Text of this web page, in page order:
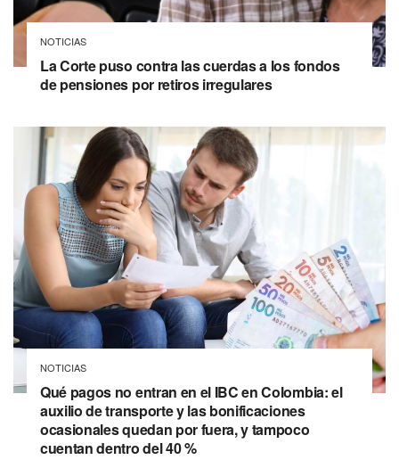
NOTICIAS
La Corte puso contra las cuerdas a los fondos
de pensiones por retiros irregulares
NOTICIAS
Qué pagos no entran en el IBC en Colombia: el
auxilio de transporte y las bonificaciones
ocasionales quedan por fuera, y tampoco
cuentan dentro del 40 %